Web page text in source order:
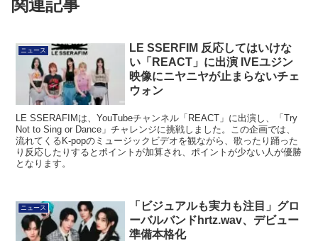
関連記事
ニュース
LE SSERFIM 反応してはいけな
い「REACT」に出演 IVEユジン
映像にニヤニヤが止まらないチェ
ウォン
LE SSERAFIMは、YouTubeチャンネル「REACT」に出演し、「Try
Not to Sing or Dance」チャレンジに挑戦しました。この企画では、
流れてくるK-popのミュージックビデオを観ながら、歌ったり踊った
り反応したりするとポイントが加算され、ポイントが少ない人が優勝
となります。
ニュース
「ビジュアルも実力も注目」グロ
ーバルバンドhrtz.wav、デビュー
準備本格化